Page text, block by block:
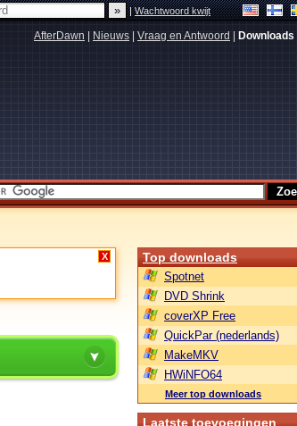
|Wachtwoord kwijt
AfterDawn Nieuws Vraag en Antwoord Downloads
X Top downloads
Spotnet
DVD Shrink
coverXP Free
QuickPar (nederlands)
MakeMKV
HWiNFO64
Meer top downloads
Laatste toevoegingen